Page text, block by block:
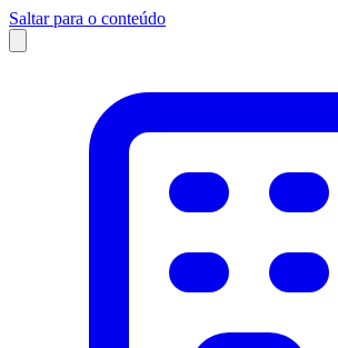
Saltar para o conteúdo